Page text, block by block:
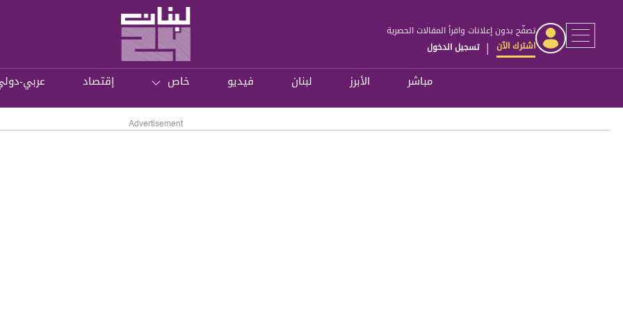
تصفّح بدون إعلانات واقرأ المقالات الحصرية
اشترك الآن | تسجيل الدخول
مباشر الأبرز لبنان فيديو خاص إقتصاد عربي-
Advertisement